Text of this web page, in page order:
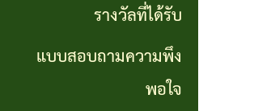
บริการ
ประชาชน
ผลิตภัณฑ์
รางวัลที่ได้รับ
แบบสอบถามความพึง
พอใจ